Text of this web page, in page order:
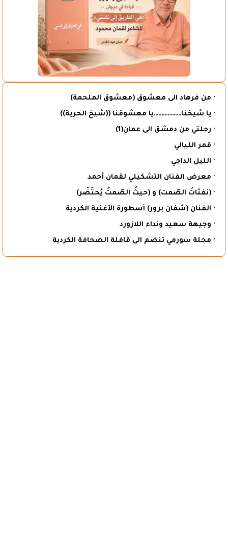
· من فرهاد الى معشوق (معشوق الملحمة)
· يا شيخنا………………يا معشوقنا ((شيخ الحرية))
· رحلتي من دمشق إلى عمان(1)
· قمر الليالي
· الليل الداجي
· معرض الفنان التشكيلي لقمان أحمد
· (نفثاتُ الصّمت) و (حيثُ الصّمتُ يُحتَضَر)
· الفنان (شفان برور) أسطورة الأغنية الكردية
· وجيهة سعيد ونداء اللازورد
· مجلة سورمي تنضم الى قافلة الصحافة الكردية